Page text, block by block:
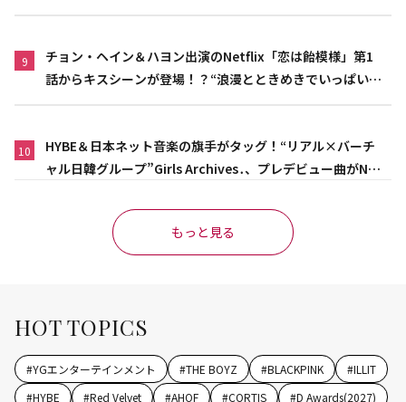
9
チョン・ヘイン＆ハヨン出演のNetflix「恋は飴模様」第1
話からキスシーンが登場！？“浪漫とときめきでいっぱいの
10
HYBE＆日本ネット音楽の旗手がタッグ！“リアル×バーチ
ャル日韓グループ”Girls Archives․、プレデビュー曲がNet
もっと見る
HOT TOPICS
#YGエンターテインメント #THE BOYZ #BLACKPINK #ILLIT
#HYBE #Red Velvet #AHOF #CORTIS #D Awards(2027)